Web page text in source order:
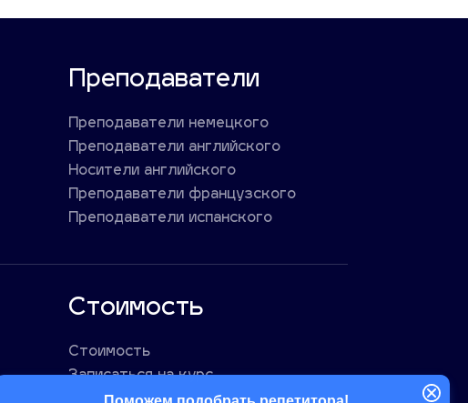
Преподаватели
Преподаватели немецкого
Преподаватели английского
Носители английского
Преподаватели французского
Преподаватели испанского
Стоимость
Стоимость
Записаться на курс